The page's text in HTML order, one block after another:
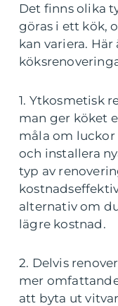
Det finns olika
göras i ett kök,
kan variera.
1. Ytkosmetisk
man ger köket
måla om luckor
och installera
typ av
alternativ om
lägre kostnad.
2. Delvis
mer
att byta ut